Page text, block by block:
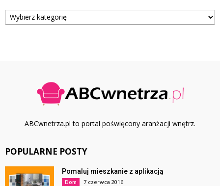
Kategorie
ABCwnetrza.pl to portal poświęcony aranżacji wnętrz.
POPULARNE POSTY
Pomaluj mieszkanie z aplikacją
Dom 7 czerwca 2016